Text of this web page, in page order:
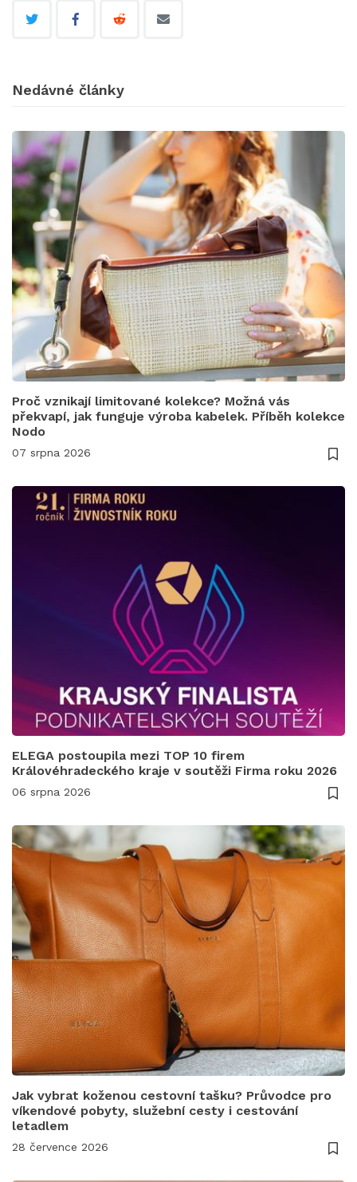
Nedávné články
Proč vznikají limitované kolekce? Možná vás
překvapí, jak funguje výroba kabelek. Příběh kolekce
Nodo
07 srpna 2026
ELEGA postoupila mezi TOP 10 firem
Královéhradeckého kraje v soutěži Firma roku 2026
06 srpna 2026
Jak vybrat koženou cestovní tašku? Průvodce pro
víkendové pobyty, služební cesty i cestování
letadlem
28 července 2026